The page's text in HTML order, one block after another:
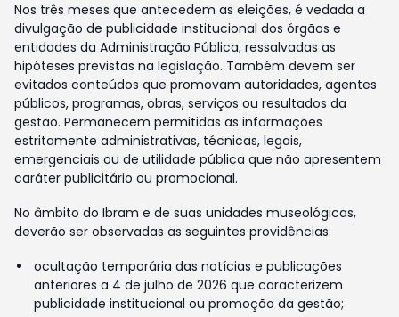
Nos três meses que antecedem as eleições, é vedada a
divulgação de publicidade institucional dos órgãos e
entidades da Administração Pública, ressalvadas as
hipóteses previstas na legislação. Também devem ser
evitados conteúdos que promovam autoridades, agentes
públicos, programas, obras, serviços ou resultados da
gestão. Permanecem permitidas as informações
estritamente administrativas, técnicas, legais,
emergenciais ou de utilidade pública que não apresentem
caráter publicitário ou promocional.
No âmbito do Ibram e de suas unidades museológicas,
deverão ser observadas as seguintes providências:
ocultação temporária das notícias e publicações
anteriores a 4 de julho de 2026 que caracterizem
publicidade institucional ou promoção da gestão;